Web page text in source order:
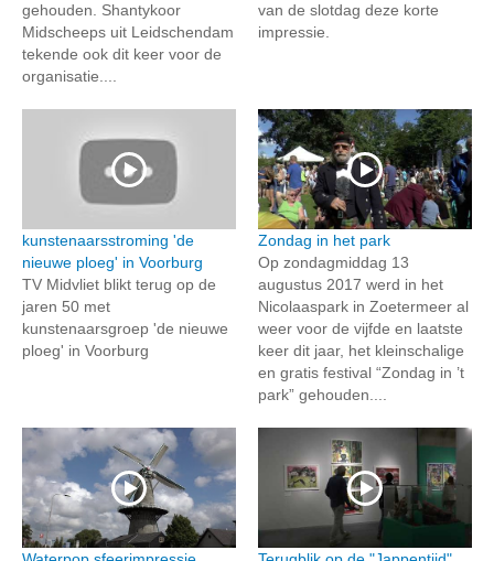
gehouden. Shantykoor
Midscheeps uit Leidschendam
tekende ook dit keer voor de
organisatie....
van de slotdag deze korte
impressie.
kunstenaarsstroming 'de
nieuwe ploeg' in Voorburg
TV Midvliet blikt terug op de
jaren 50 met
kunstenaarsgroep 'de nieuwe
ploeg' in Voorburg
Zondag in het park
Op zondagmiddag 13
augustus 2017 werd in het
Nicolaaspark in Zoetermeer al
weer voor de vijfde en laatste
keer dit jaar, het kleinschalige
en gratis festival “Zondag in ’t
park” gehouden....